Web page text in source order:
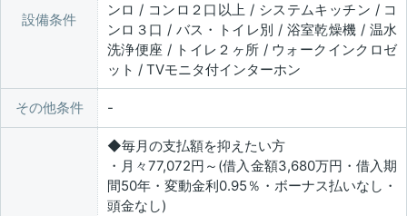
設備条件
ンロ / コンロ２口以上 / システムキッチン / コ
ンロ３口 / バス・トイレ別 / 浴室乾燥機 / 温水
洗浄便座 / トイレ２ヶ所 / ウォークインクロゼ
ット / TVモニタ付インターホン
その他条件
◆毎月の支払額を抑えたい方
・月々77,072円～(借入金額3,680万円・借入期
間50年・変動金利0.95％・ボーナス払いなし・
頭金なし)